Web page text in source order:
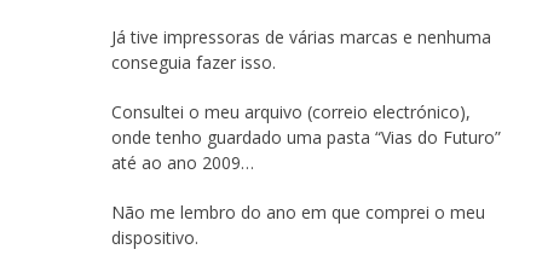
Já tive impressoras de várias marcas e nenhuma
conseguia fazer isso.
Consultei o meu arquivo (correio electrónico),
onde tenho guardado uma pasta “Vias do Futuro”
até ao ano 2009…
Não me lembro do ano em que comprei o meu
dispositivo.